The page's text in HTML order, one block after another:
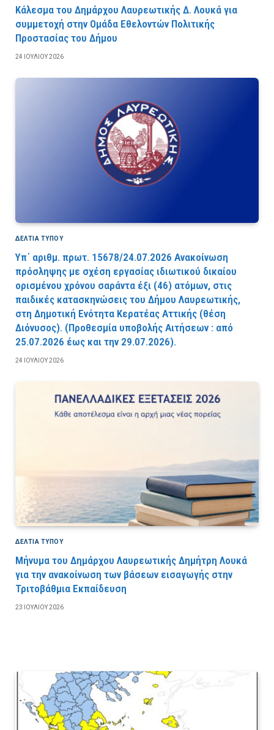
Κάλεσμα του Δημάρχου Λαυρεωτικής Δ. Λουκά για
συμμετοχή στην Ομάδα Εθελοντών Πολιτικής
Προστασίας του Δήμου
24 ΙΟΥΛΊΟΥ 2026
ΔΕΛΤΙΑ ΤΥΠΟΥ
Υπ΄ αριθμ. πρωτ. 15678/24.07.2026 Ανακοίνωση
πρόσληψης με σχέση εργασίας ιδιωτικού δικαίου
ορισμένου χρόνου σαράντα έξι (46) ατόμων, στις
παιδικές κατασκηνώσεις του Δήμου Λαυρεωτικής,
στη Δημοτική Ενότητα Κερατέας Αττικής (θέση
Διόνυσος). (Προθεσμία υποβολής Αιτήσεων : από
25.07.2026 έως και την 29.07.2026).
24 ΙΟΥΛΊΟΥ 2026
ΔΕΛΤΙΑ ΤΥΠΟΥ
Μήνυμα του Δημάρχου Λαυρεωτικής Δημήτρη Λουκά
για την ανακοίνωση των βάσεων εισαγωγής στην
Τριτοβάθμια Εκπαίδευση
23 ΙΟΥΛΊΟΥ 2026